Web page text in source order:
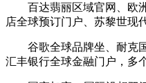
百达翡丽区域官网、欧洲
店全球预订门户、苏黎世现
谷歌全球品牌坐、耐克国
汇丰银行全球金融门户，多